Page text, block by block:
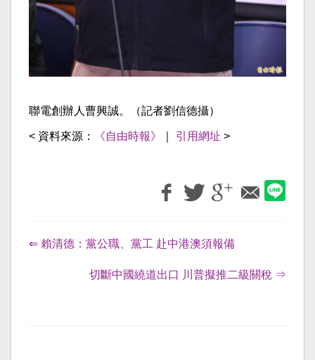
聯電創辦人曹興誠。（記者劉信德攝）
< 資料來源： 《自由時報》 引用網址 >
⇐ 賴清德：黨公職、黨工 赴中港澳須報備
切斷中國繞道出口 川普擬推二級關稅 ⇒